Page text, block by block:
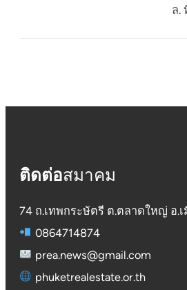
ล.
ติดต่อสมาคม
74 ถ.เทพกระษัตรี ต.ตลาดใหญ่ อ.
0864714874
prea.news@gmail.com
phuketrealestate.or.th